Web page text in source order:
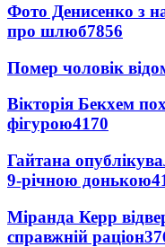
Фото Денисенко з
про шлюб7856
Помер чоловік
Вікторія Бекхем
фігурою4170
Гайтана
9-річною донькою
Міранда Керр
справжній раціон